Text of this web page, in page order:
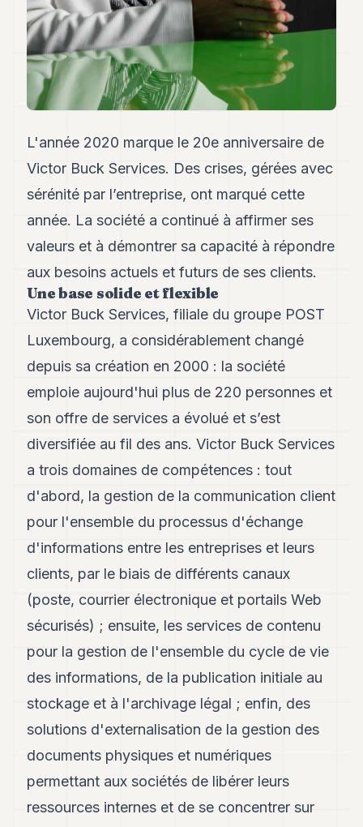
Andy
24
Andy
23
Andy
Andy
Andy
19
Andy
Andy
16
15
Andy
14
Andy
13
12
Andy
Andy
9
8
Andy
Andy
5
Andy
3
TECH
FINANCE
ART
DE
ARTS
ASSURANCE
L'année 2020 marque le 20e anniversaire de
Victor Buck Services. Des crises, gérées avec
sérénité par l’entreprise, ont marqué cette
année. La société a continué à affirmer ses
valeurs et à démontrer sa capacité à répondre
aux besoins actuels et futurs de ses clients.
Une base solide et flexible
Victor Buck Services, filiale du groupe POST
Luxembourg, a considérablement changé
depuis sa création en 2000 : la société
emploie aujourd'hui plus de 220 personnes et
son offre de services a évolué et s’est
diversifiée au fil des ans. Victor Buck Services
a trois domaines de compétences : tout
d'abord, la gestion de la communication client
pour l'ensemble du processus d'échange
d'informations entre les entreprises et leurs
clients, par le biais de différents canaux
(poste, courrier électronique et portails Web
sécurisés) ; ensuite, les services de contenu
pour la gestion de l'ensemble du cycle de vie
des informations, de la publication initiale au
stockage et à l'archivage légal ; enfin, des
solutions d'externalisation de la gestion des
documents physiques et numériques
permettant aux sociétés de libérer leurs
ressources internes et de se concentrer sur